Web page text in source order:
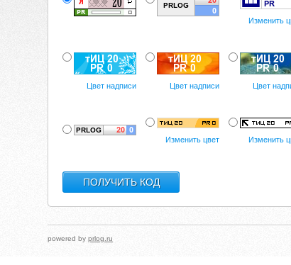
Изменить
Цвет надписи Цвет надписи Цвет
Изменить цвет Изменить
powered byprlog.ru